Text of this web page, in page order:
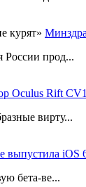
России прод...
Oculus Rift CV1
вирту...
выпустила iOS
бета-ве...